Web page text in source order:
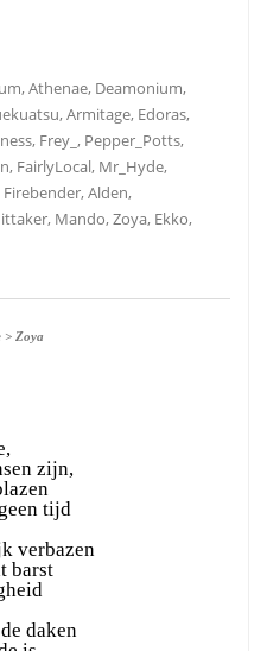
Athenae, Deamonium,
Armitage, Edoras,
Frey_, Pepper_Potts,
FairlyLocal, Mr_Hyde,
Alden,
Mando, Zoya, Ekko,
> Zoya
zijn,
tijd
verbazen
barst
daken